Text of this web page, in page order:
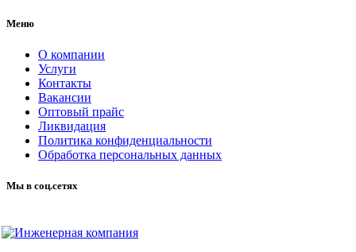
Меню
О компании
Услуги
Контакты
Вакансии
Оптовый прайс
Ликвидация
Политика конфиденциальности
Обработка персональных данных
Мы в соц.сетях